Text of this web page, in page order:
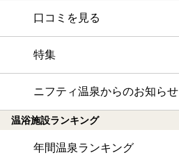
口コミを見る
特集
ニフティ温泉からのお知らせ
温浴施設ランキング
年間温泉ランキング